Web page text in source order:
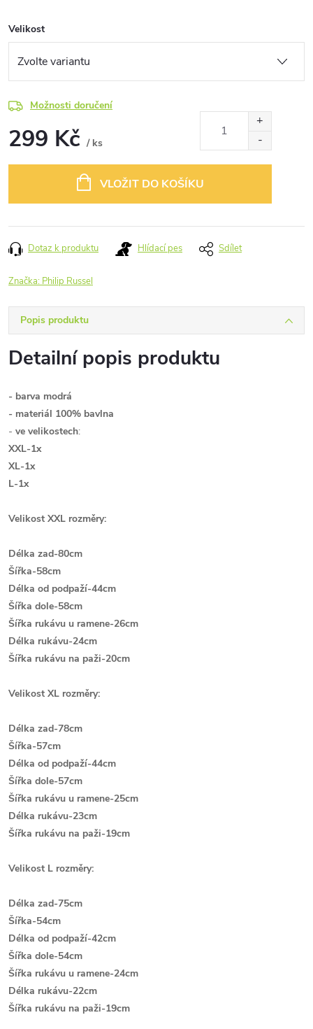
Velikost
Možnosti doručení
299 Kč / ks
VLOŽIT DO KOŠÍKU
Dotaz k produktu Hlídací pes Sdílet
Značka: Philip Russel
Popis produktu
Detailní popis produktu
- barva modrá
- materiál 100% bavlna
- ve velikostech:
XXL-1x
XL-1x
L-1x
Velikost XXL rozměry:
Délka zad-80cm
Šířka-58cm
Délka od podpaží-44cm
Šířka dole-58cm
Šířka rukávu u ramene-26cm
Délka rukávu-24cm
Šířka rukávu na paži-20cm
Velikost XL rozměry:
Délka zad-78cm
Šířka-57cm
Délka od podpaží-44cm
Šířka dole-57cm
Šířka rukávu u ramene-25cm
Délka rukávu-23cm
Šířka rukávu na paži-19cm
Velikost L rozměry:
Délka zad-75cm
Šířka-54cm
Délka od podpaží-42cm
Šířka dole-54cm
Šířka rukávu u ramene-24cm
Délka rukávu-22cm
Šířka rukávu na paži-19cm